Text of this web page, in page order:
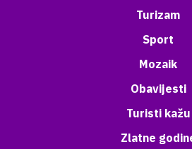
Turizam
Sport
Mozaik
Obavijesti
Turisti kažu
Zlatne